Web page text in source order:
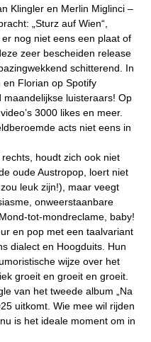
Klingler en Merlin Miglinci –
„Sturz auf Wien“,
nog niet eens een plaat of
zeer bescheiden release
schitterend. In
Florian op Spotify
luisteraars! Op
3000 likes en meer.
acts niet eens in
houdt zich ook niet
oude Austropop, loert niet
leuk zijn!), maar veegt
onweerstaanbare
tot-mondreclame, baby!
en pop met een taalvariant
dialect en Hoogduits. Hun
wijze over het
groeit en groeit en groeit.
van het tweede album „Na
uitkomt. Wie mee wil rijden
is het ideale moment om in